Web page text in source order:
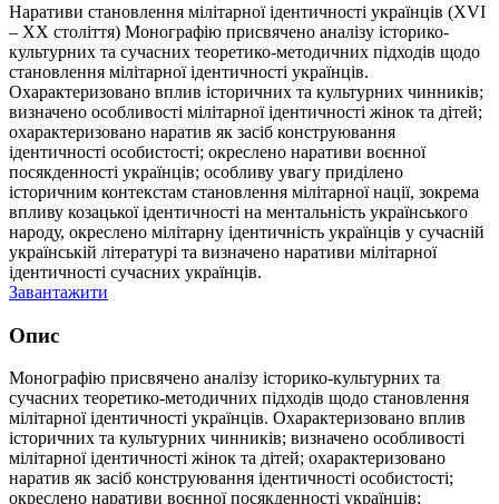
Наративи становлення мілітарної ідентичності українців (XVI
– XX століття) Монографію присвячено аналізу історико-
культурних та сучасних теоретико-методичних підходів щодо
становлення мілітарної ідентичності українців.
Охарактеризовано вплив історичних та культурних чинників;
визначено особливості мілітарної ідентичності жінок та дітей;
охарактеризовано наратив як засіб конструювання
ідентичності особистості; окреслено наративи воєнної
посякденності українців; особливу увагу приділено
історичним контекстам становлення мілітарної нації, зокрема
впливу козацької ідентичності на ментальність українського
народу, окреслено мілітарну ідентичність українців у сучасній
українській літературі та визначено наративи мілітарної
ідентичності сучасних українців.
Завантажити
Опис
Монографію присвячено аналізу історико-культурних та
сучасних теоретико-методичних підходів щодо становлення
мілітарної ідентичності українців. Охарактеризовано вплив
історичних та культурних чинників; визначено особливості
мілітарної ідентичності жінок та дітей; охарактеризовано
наратив як засіб конструювання ідентичності особистості;
окреслено наративи воєнної посякденності українців;